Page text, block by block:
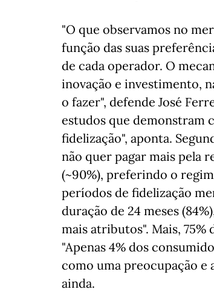
"O que observamos no
função das suas
de cada operador. O
inovação e investimento,
o fazer", defende José
estudos que demonstram
fidelização", aponta.
não quer pagar mais pela
(~90%), preferindo o
períodos de fidelização
duração de 24 meses
mais atributos". Mais, 75%
"Apenas 4% dos
como uma preocupação e
ainda.